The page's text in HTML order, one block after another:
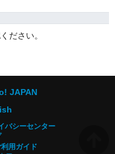
ださい。
JAPAN
バシーセンター
利用ガイド